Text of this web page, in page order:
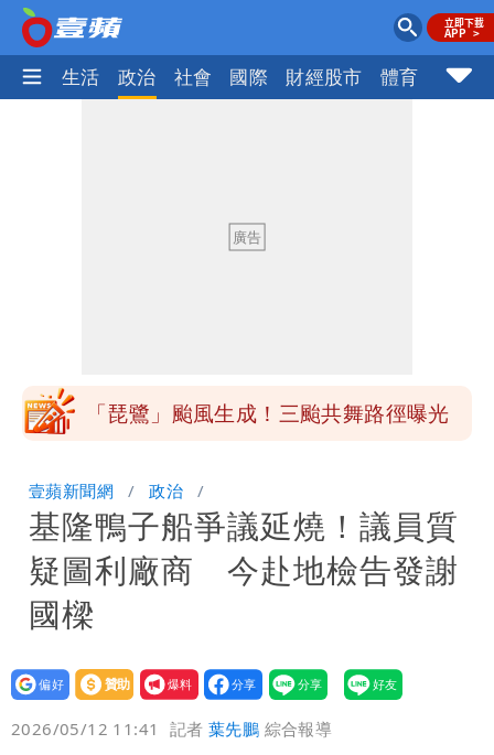
尚 生活 政治 社會 國際 財經股市 體育 壹蘋
公布收入比拍戲賺更多
台灣首次「暴潮告警」CBS發送 基隆當
水」 王浩宇揚言告發
「琵鷺」颱風生成！三颱共舞路徑曝光
公布收入比拍戲賺更多
台灣首次「暴潮告警」CBS發送 基隆當
心海水倒灌再淹水
壹蘋新聞網 政治
基隆鴨子船爭議延燒！議員質
疑圖利廠商 今赴地檢告發謝
國樑
設為
贊助
我要
爆料
2026/05/12 11:41 記者葉先鵬 綜合報導